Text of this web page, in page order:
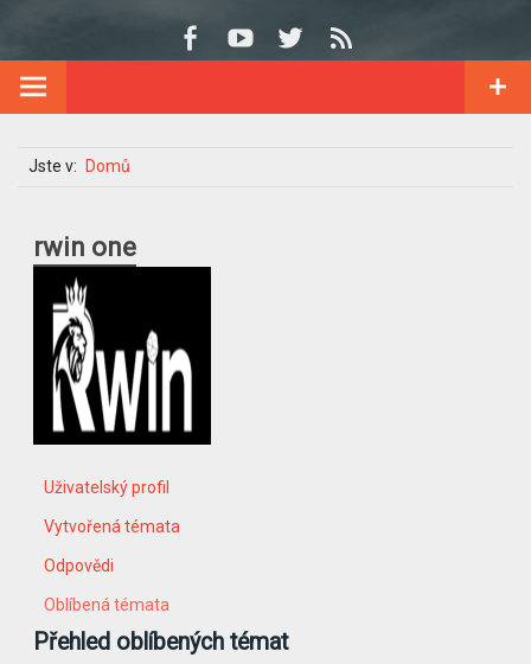
Jste v: Domů
rwin one
Uživatelský profil
Vytvořená témata
Odpovědi
Oblíbená témata
Přehled oblíbených témat